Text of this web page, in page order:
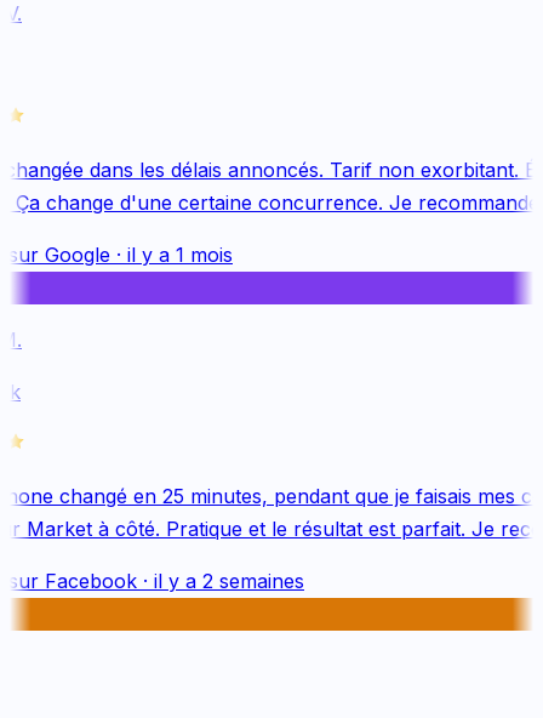
dans les délais annoncés. Tarif non exorbitant.
change d'une certaine concurrence. Je recommande
Google· il y a 1 mois
changé en 25 minutes, pendant que je faisais mes
Market à côté. Pratique et le résultat est parfait. Je
Facebook· il y a 2 semaines